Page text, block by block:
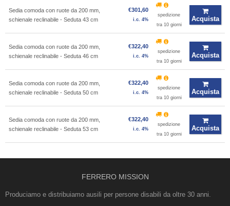
Sedia comoda con ruote da 200 mm,
schienale reclinabile - Seduta 43 cm
€301,60
i.c. 4%
spedizione
tra 10 giorni
Acquista
Sedia comoda con ruote da 200 mm,
schienale reclinabile - Seduta 46 cm
€322,40
i.c. 4%
spedizione
tra 10 giorni
Acquista
Sedia comoda con ruote da 200 mm,
schienale reclinabile - Seduta 50 cm
€322,40
i.c. 4%
spedizione
tra 10 giorni
Acquista
Sedia comoda con ruote da 200 mm,
schienale reclinabile - Seduta 53 cm
€322,40
i.c. 4%
spedizione
tra 10 giorni
Acquista
FERRERO MISSION
Produciamo e distribuiamo ausili per persone disabili da oltre 30 anni.